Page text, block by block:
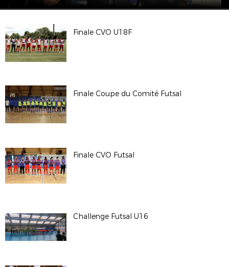
Finale CVO U18F
Finale Coupe du Comité Futsal
Finale CVO Futsal
Challenge Futsal U16